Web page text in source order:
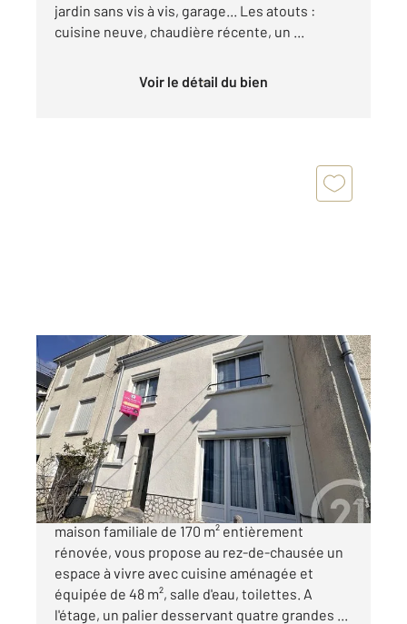
jardin sans vis à vis, garage... Les atouts :
cuisine neuve, chaudière récente, un ...
Voir le détail du bien
CHATEAUROUX 36
169,97 m2, 7 pièces
Ref : 9592
Maison à vendre
207 000 €
CHATEAUROUX. Proche hôpital, cette grande
maison familiale de 170 m² entièrement
rénovée, vous propose au rez-de-chausée un
espace à vivre avec cuisine aménagée et
équipée de 48 m², salle d'eau, toilettes. A
l'étage, un palier desservant quatre grandes ...